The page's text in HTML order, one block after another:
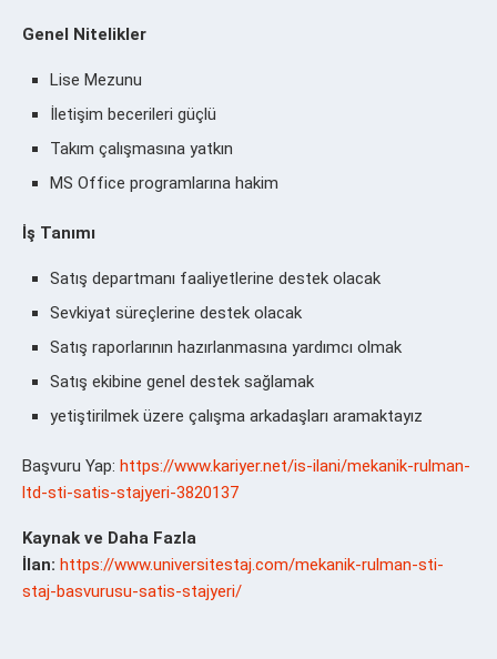
Genel Nitelikler
Lise Mezunu
İletişim becerileri güçlü
Takım çalışmasına yatkın
MS Office programlarına hakim
İş Tanımı
Satış departmanı faaliyetlerine destek olacak
Sevkiyat süreçlerine destek olacak
Satış raporlarının hazırlanmasına yardımcı olmak
Satış ekibine genel destek sağlamak
yetiştirilmek üzere çalışma arkadaşları aramaktayız
Başvuru Yap: https://www.kariyer.net/is-ilani/mekanik-rulman-
ltd-sti-satis-stajyeri-3820137
Kaynak ve Daha Fazla
İlan: https://www.universitestaj.com/mekanik-rulman-sti-
staj-basvurusu-satis-stajyeri/